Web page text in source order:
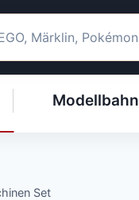
Modellbahn
Set